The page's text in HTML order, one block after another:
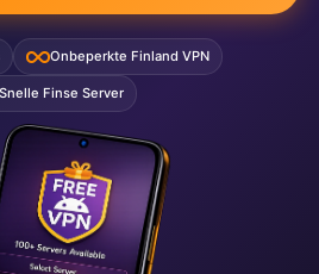
Onbeperkte Finland VPN
Snelle Finse Server